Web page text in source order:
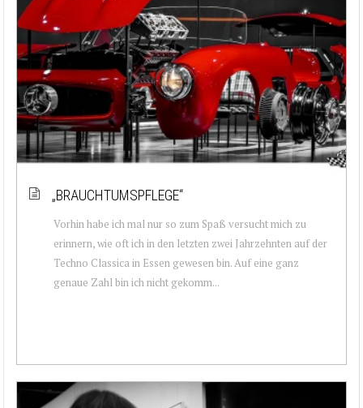
„BRAUCHTUMSPFLEGE“
Vorhin habe ich mal nur so zum Spaß versucht mich zu
erinnern, wie oft ich in den letzten zwei Jahrzehnten auf der
Techno Classica in Essen gewesen bin. Auf eine ganz
genaue Zahl bin ich nicht gekomm...